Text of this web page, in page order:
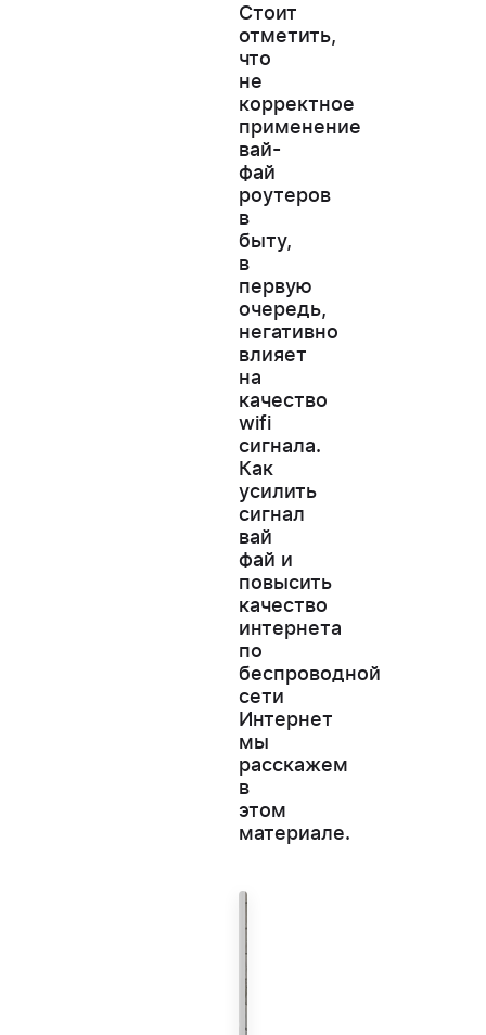
Стоит
отметить,
что
не
корректное
применение
вай-
фай
роутеров
в
быту,
в
первую
очередь,
негативно
влияет
на
качество
wifi
сигнала.
Как
усилить
сигнал
вай
фай и
повысить
качество
интернета
по
беспроводной
сети
Интернет
мы
расскажем
в
этом
материале.